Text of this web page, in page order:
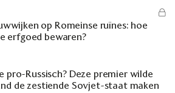
op Romeinse ruïnes: hoe
erfgoed bewaren?
pro-Russisch? Deze premier wilde
de zestiende Sovjet-staat maken